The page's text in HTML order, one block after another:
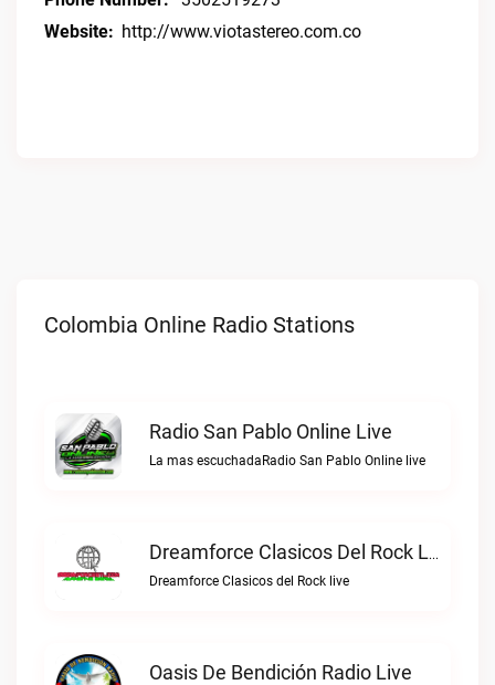
Website: http://www.viotastereo.com.co
Colombia Online Radio Stations
Radio San Pablo Online Live
La mas escuchadaRadio San Pablo Online live
Dreamforce Clasicos Del Rock Live
Dreamforce Clasicos del Rock live
Oasis De Bendición Radio Live